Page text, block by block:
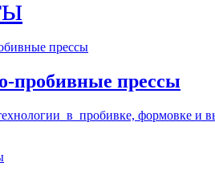
пробивные прессы
в пробивке, формовке и